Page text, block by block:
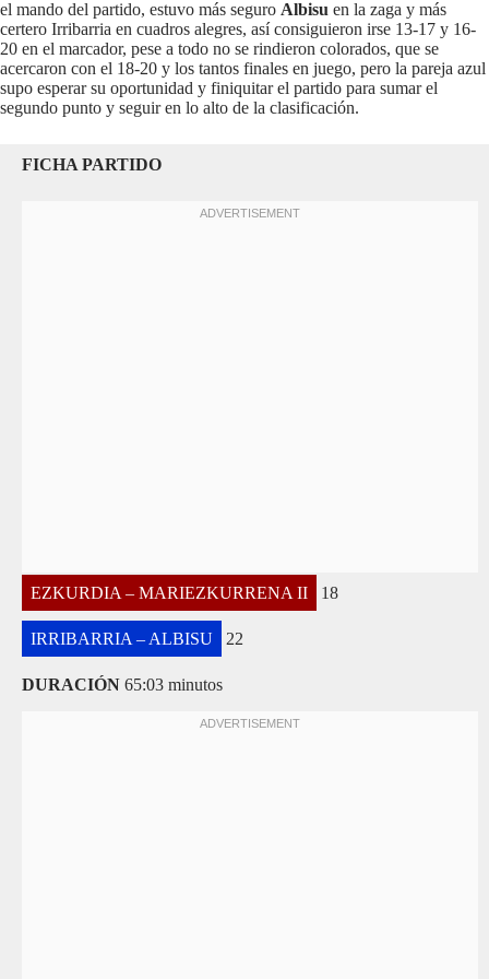
el mando del partido, estuvo más seguro Albisu en la zaga y más
certero Irribarria en cuadros alegres, así consiguieron irse 13-17 y 16-
20 en el marcador, pese a todo no se rindieron colorados, que se
acercaron con el 18-20 y los tantos finales en juego, pero la pareja azul
supo esperar su oportunidad y finiquitar el partido para sumar el
segundo punto y seguir en lo alto de la clasificación.
FICHA PARTIDO
EZKURDIA – MARIEZKURRENA II 18
IRRIBARRIA – ALBISU 22
DURACIÓN 65:03 minutos